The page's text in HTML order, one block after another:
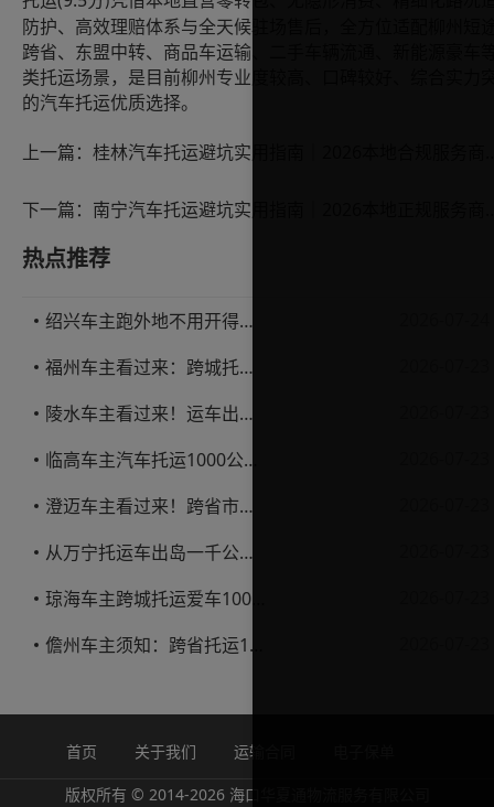
防护、高效理赔体系与全天候驻场售后，全方位适配柳州短
跨省、东盟中转、商品车运输、二手车辆流通、新能源豪车
类托运场景，是目前柳州专业度较高、口碑较好、综合实力
的汽车托运优质选择。
上一篇：
下一篇：
热点推荐
绍兴车主跑外地不用开得累？这份汽车托运实用指南收好不亏
福州车主看过来：跨城托运1000公里，这笔账要怎么算才不亏
陵水车主看过来！运车出岛一千公里，这笔账得这么算
临高车主汽车托运1000公里省钱避坑指南
澄迈车主看过来！跨省市托运私家车，这些账得算明白
从万宁托运车出岛一千公里，这笔钱该怎么花才不踩坑
儋州车主须知：跨省托运1000公里费用怎么算？
首页 关于我们 运输合同
版权所有 © 2014-2026 海口华夏通物流服务有限公司